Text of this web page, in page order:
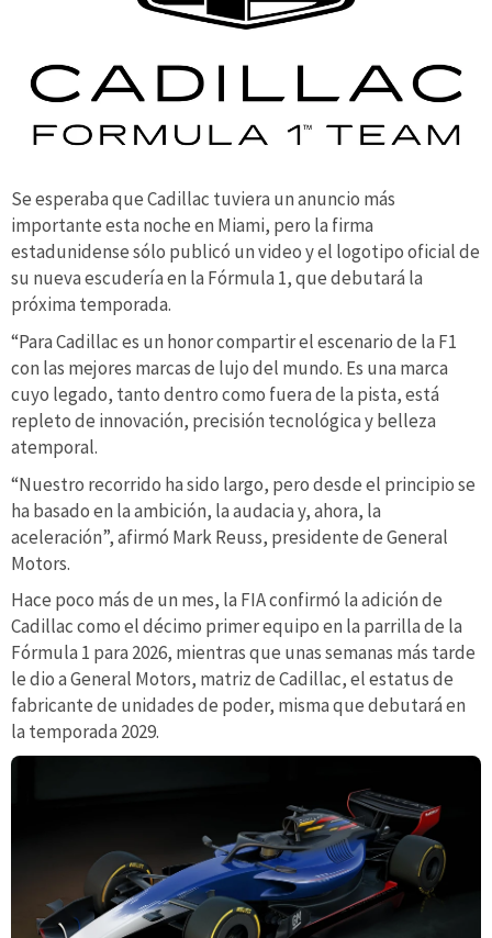
Se esperaba que Cadillac tuviera un anuncio más
importante esta noche en Miami, pero la firma
estadunidense sólo publicó un video y el logotipo oficial de
su nueva escudería en la Fórmula 1, que debutará la
próxima temporada.
“Para Cadillac es un honor compartir el escenario de la F1
con las mejores marcas de lujo del mundo. Es una marca
cuyo legado, tanto dentro como fuera de la pista, está
repleto de innovación, precisión tecnológica y belleza
atemporal.
“Nuestro recorrido ha sido largo, pero desde el principio se
ha basado en la ambición, la audacia y, ahora, la
aceleración”, afirmó Mark Reuss, presidente de General
Motors.
Hace poco más de un mes, la FIA confirmó la adición de
Cadillac como el décimo primer equipo en la parrilla de la
Fórmula 1 para 2026, mientras que unas semanas más tarde
le dio a General Motors, matriz de Cadillac, el estatus de
fabricante de unidades de poder, misma que debutará en
la temporada 2029.